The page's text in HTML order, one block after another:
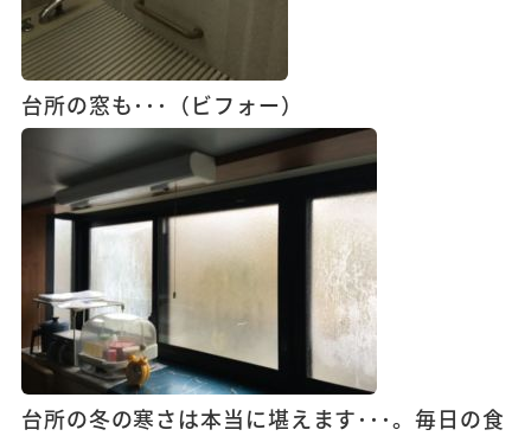
台所の窓も･･･（ビフォー）
台所の冬の寒さは本当に堪えます･･･。毎日の食